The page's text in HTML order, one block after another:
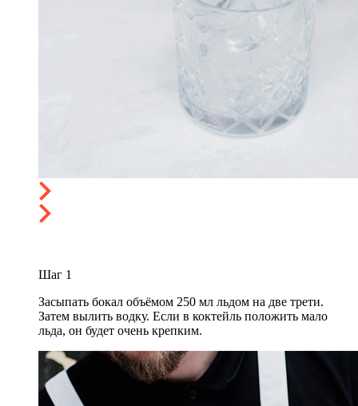
Шаг 1
Засыпать бокал объёмом 250 мл льдом на две трети.
Затем вылить водку. Если в коктейль положить мало
льда, он будет очень крепким.